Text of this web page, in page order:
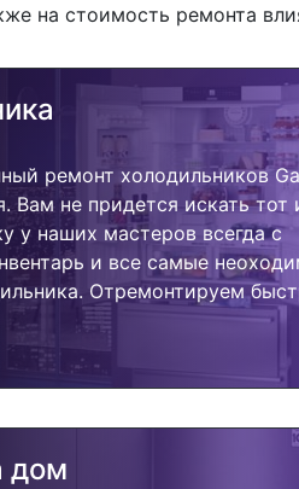
на стоимость ремонта
ремонт холодильников
Вам не придется искать тот
у наших мастеров всегда с
и все самые
Отремонтируем
дом